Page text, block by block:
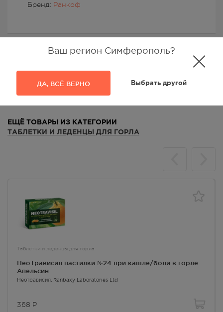
Ваш регион Симферополь?
ДА, ВСЁ ВЕРНО Выбрать другой
Бренд: Ранкоф
Отзывы
ЕЩЁ ТОВАРЫ ИЗ КАТЕГОРИИ
ТАБЛЕТКИ И ЛЕДЕНЦЫ ДЛЯ ГОРЛА
Таблетки и леденцы для горла
НеоТрависил пастилки №24 при кашле/боли в горле
Апельсин
Неотрависил , Ranbaxy Laboratories Ltd
368 Р